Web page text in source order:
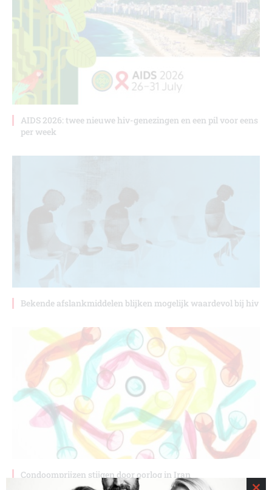
AIDS 2026: twee nieuwe hiv-genezingen en een pil voor eens
per week
Bekende afslankmiddelen blijken mogelijk waardevol bij hiv
Condoomprijzen stijgen door oorlog in Iran